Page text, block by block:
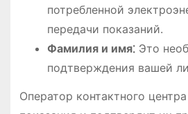
потребленной
передачи показаний.
Фамилия и имя⁚Это
подтверждения вашей
Оператор контактного